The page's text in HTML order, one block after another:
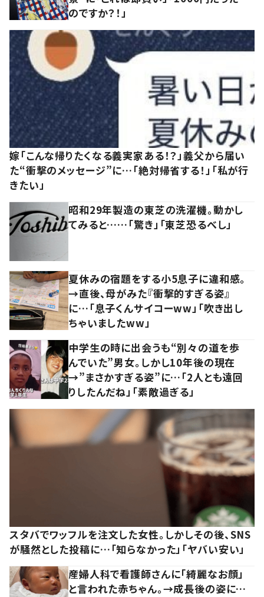
のですか？！」
嫁「こんな帰りたくなる義実家ある！？」義父から届い
た“衝撃のメッセージ”に…「絶対帰省する！」「私が行
きたい」
昭和29年製造の東芝の洗濯機。動かし
てみると……「驚き」「東芝恐るべし」
夏休みの宿題をする小5息子に違和感。
→直後、母がみた『衝撃的すぎる姿』
に…「息子くんサイコーww」「吹き出し
ちゃいましたww」
中学生の時に出会うも“別々の道を歩
んでいた”男女。しかし10年後の現在
→”まさかすぎる姿”に…「2人とも遠回
りしたんだね」「素敵過ぎる」
スタバでワッフルを注文した女性。しかしその後、SNS
が騒然とした投稿に…「知らなかった」「ヤバい安い」
産婦人科で看護師さんに「綺麗なお顔」
と言われた赤ちゃん。→成長後の姿に…